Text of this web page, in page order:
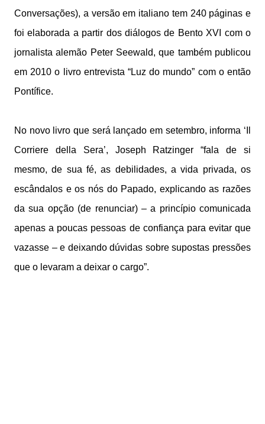
Conversações), a versão em italiano tem 240 páginas e
foi elaborada a partir dos diálogos de Bento XVI com o
jornalista alemão Peter Seewald, que também publicou
em 2010 o livro entrevista “Luz do mundo” com o então
Pontífice.
No novo livro que será lançado em setembro, informa ‘Il
Corriere della Sera’, Joseph Ratzinger “fala de si
mesmo, de sua fé, as debilidades, a vida privada, os
escândalos e os nós do Papado, explicando as razões
da sua opção (de renunciar) – a princípio comunicada
apenas a poucas pessoas de confiança para evitar que
vazasse – e deixando dúvidas sobre supostas pressões
que o levaram a deixar o cargo”.